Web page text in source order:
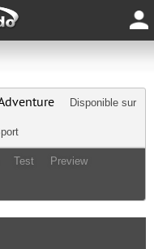
Disponible sur
Test Preview